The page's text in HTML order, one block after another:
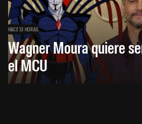
HACE 13 HORAS
Wagner Moura quiere
el MCU